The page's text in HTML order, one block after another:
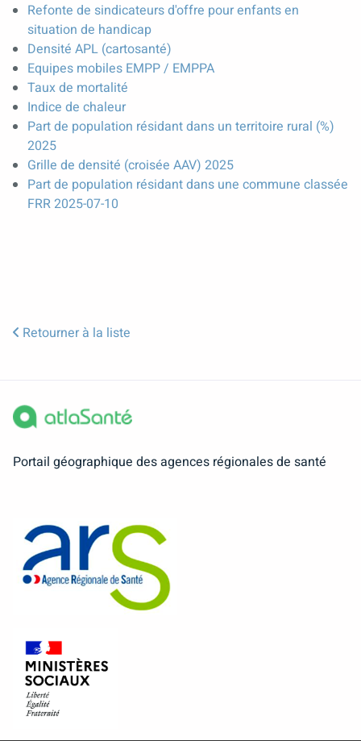
Refonte de sindicateurs d'offre pour enfants en
situation de handicap
Densité APL (cartosanté)
Equipes mobiles EMPP / EMPPA
Taux de mortalité
Indice de chaleur
Part de population résidant dans un territoire rural (%)
2025
Grille de densité (croisée AAV) 2025
Part de population résidant dans une commune classée
FRR 2025-07-10
Retourner à la liste
Portail géographique des agences régionales de santé